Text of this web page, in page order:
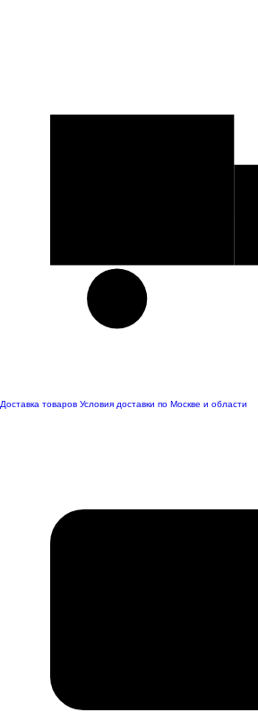
Доставка товаров Условия доставки по Москве и области